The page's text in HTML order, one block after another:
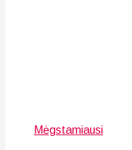
Mėgstamiausi